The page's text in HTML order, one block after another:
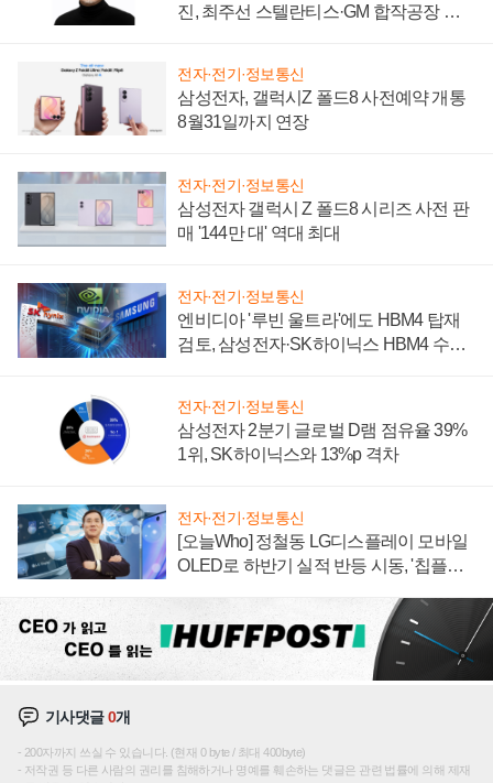
진, 최주선 스텔란티스·GM 합작공장 건
전자·전기·정보통신
삼성전자, 갤럭시Z 폴드8 사전예약 개통
8월31일까지 연장
전자·전기·정보통신
삼성전자 갤럭시 Z 폴드8 시리즈 사전 판
매 '144만 대' 역대 최대
전자·전기·정보통신
엔비디아 '루빈 울트라'에도 HBM4 탑재
검토, 삼성전자·SK하이닉스 HBM4 수율
전자·전기·정보통신
삼성전자 2분기 글로벌 D램 점유율 39%
1위, SK하이닉스와 13%p 격차
전자·전기·정보통신
[오늘Who] 정철동 LG디스플레이 모바일
OLED로 하반기 실적 반등 시동, '칩플레
기사댓글0개
200자까지 쓰실 수 있습니다. (현재 0 byte / 최대 400byte)
저작권 등 다른 사람의 권리를 침해하거나 명예를 훼손하는 댓글은 관련 법률에 의해 제재